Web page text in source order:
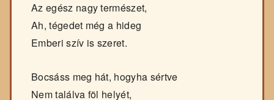
Az egész nagy természet,
Ah, tégedet még a hideg
Emberi szív is szeret.
Bocsáss meg hát, hogyha sértve
Nem találva föl helyét,